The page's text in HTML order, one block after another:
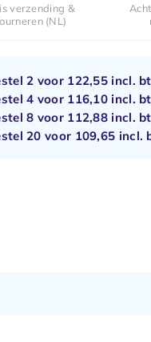
verzending &
(NL)
2 voor 122,55 incl.
4 voor 116,10 incl.
8 voor 112,88 incl.
20 voor 109,65 incl.